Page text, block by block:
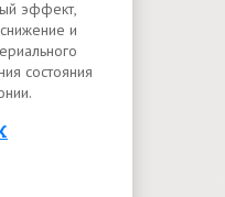
эффект,
и
состояния